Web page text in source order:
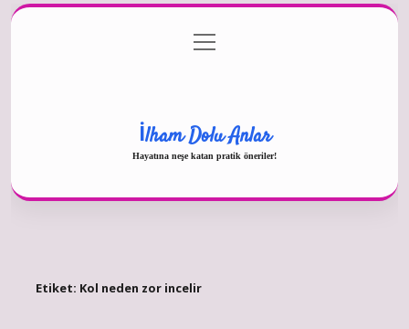
Gizlilik Politikası
menüyü
aç
İlham Dolu Anlar
Hayatına neşe katan pratik öneriler!
Etiket: Kol neden zor incelir